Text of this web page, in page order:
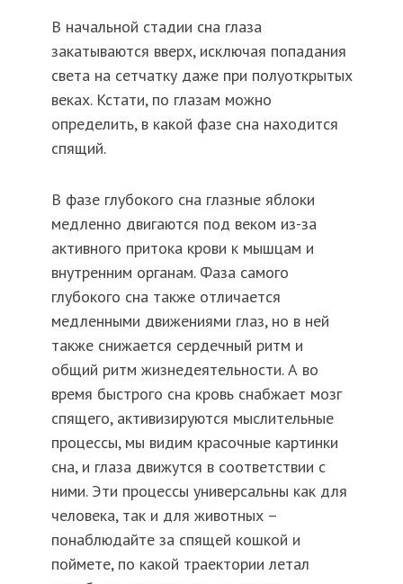
В начальной стадии сна глаза
закатываются вверх, исключая попадания
света на сетчатку даже при полуоткрытых
веках. Кстати, по глазам можно
определить, в какой фазе сна находится
спящий.
В фазе глубокого сна глазные яблоки
медленно двигаются под веком из-за
активного притока крови к мышцам и
внутренним органам. Фаза самого
глубокого сна также отличается
медленными движениями глаз, но в ней
также снижается сердечный ритм и
общий ритм жизнедеятельности. А во
время быстрого сна кровь снабжает мозг
спящего, активизируются мыслительные
процессы, мы видим красочные картинки
сна, и глаза движутся в соответствии с
ними. Эти процессы универсальны как для
человека, так и для животных –
понаблюдайте за спящей кошкой и
поймете, по какой траектории летал